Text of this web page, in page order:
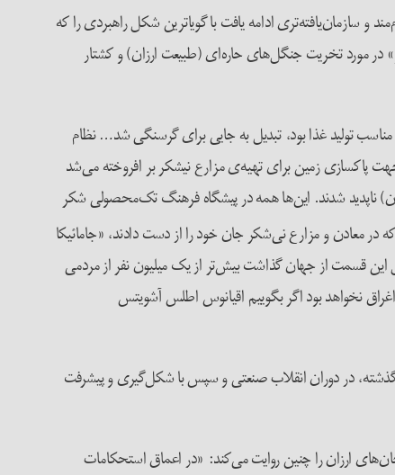
سازمان‌یافته‌تری ادامه‌ یافت با گویا‌ترین شکل راهبردی را که
در مورد تخریت جنگل‌های حاره‌ای (طبیعت ارزان) و کشتار
تولید غذا بود، تبدیل به جایی برای گرسنگی شد… نظام
زمین برای تهیه‌ی مزارع نیشکر بر افروخته می‌شد
ناپدید شدند. این‌ها همه در پیشگاه فرهنگ تک‌محصولی شکر
در معادن و مزارع نی‌شکر جان خود را از دست دادند، «جامائیکا
این قسمت از جهان گذاشت بیش‌تر از یک میلیون نفر از مردمی
اغراق نخواهد بود اگر بگوییم اقیانوس اطلس آشویتس
گذشته، در دوران انقلاب صنعتی و سپس با شکل‌گیری و پیشرفت
ارزان را چنین روایت می‌کند: «در اعماق استحکامات